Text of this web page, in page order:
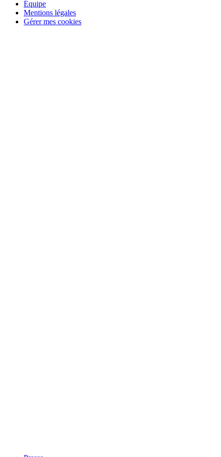
Équipe
Mentions légales
Gérer mes cookies